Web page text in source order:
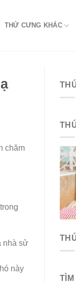
THỨ CƯNG KHÁC
chăm
nhà sử
này